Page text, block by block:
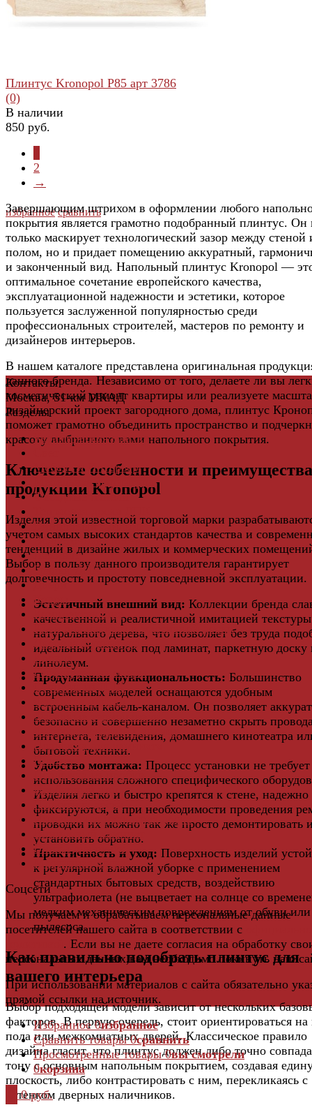
избранное сравнить
Плинтус Kronopol Р85 арт 3786
(0)
В наличии
850 руб.
2
→
Завершающим штрихом в оформлении любого
покрытия является грамотно подобранный плинтус. Он
только маскирует технологический зазор между стеной
полом, но и придает помещению аккуратный,
и законченный вид. Напольный плинтус Kronopol —
оптимальное сочетание европейского качества,
эксплуатационной надежности и эстетики, которое
пользуется заслуженной популярностью среди
профессиональных строителей, мастеров по ремонту и
дизайнеров интерьеров.
В нашем каталоге представлена оригинальная
данного бренда. Независимо от того, делаете ли вы
косметический ремонт квартиры или реализуете
дизайнерский проект загородного дома, плинтус
поможет грамотно объединить пространство и
красоту выбранного вами напольного покрытия.
Ключевые особенности и преимущества
продукции Kronopol
Изделия этой известной торговой марки
учетом самых высоких стандартов качества и
тенденций в дизайне жилых и коммерческих
Выбор в пользу данного производителя гарантирует
долговечность и простоту повседневной эксплуатации.
Эстетичный внешний вид: Коллекции бренда
качественной и реалистичной имитацией текстуры
натурального дерева, что позволяет без труда
идеальный оттенок под ламинат, паркетную доску
линолеум.
Продуманная функциональность: Большинство
современных моделей оснащаются удобным
встроенным кабель-каналом. Он позволяет
безопасно и совершенно незаметно скрыть
интернета, телевидения, домашнего кинотеатра
бытовой техники.
Удобство монтажа: Процесс установки не требует
использования сложного специфического
Изделия легко и быстро крепятся к стене, надежно
фиксируются, а при необходимости проведения
проводки их можно так же просто демонтировать
установить обратно.
Практичность и уход: Поверхность изделий
к регулярной влажной уборке с применением
стандартных бытовых средств, воздействию
ультрафиолета (не выцветает на солнце со
мелким механическим повреждениям от обуви или
пылесоса.
Как правильно подобрать плинтус для
вашего интерьера
Выбор подходящей модели зависит от нескольких
факторов. В первую очередь, стоит ориентироваться на
пола или межкомнатных дверей. Классическое правило
дизайна гласит, что плинтус должен либо точно
тону с основным напольным покрытием, создавая
плоскость, либо контрастировать с ним, перекликаясь с
оттенком дверных наличников.
Контакты
Москва, 51-км МКАД
Разделы
Керамическая плитка
Мебель и Интерьер
Мебельная фурнитура
Фасадные панели
Виниловый сайдинг
Водосточная система
Ламинат
Грядки ДПК
Двери
Ковры
Комплектующие
Клей для паркета и массивной доски
Дверная фурнитура
Кровля
Регулируемые опоры
Ступени из ДПК
Фасадная плитка
Фасадные термопанели
Фиброцементный Сайдинг
Подложка для ламината
Плинтус
Подложка из пробки
Пробковый пол
Паркетная доска
Инженерная паркетная доска
Виниловый ламинат
Винты для ручек
Массивная доска
Соцсети
Мы получаем и обрабатываем персональные данные
посетителей нашего сайта в соответствии с
. Если вы не даете согласия на обработку
персональных данных,вам необходимо покинуть наш
При использовании материалов с сайта обязательно
прямой ссылки на источник.
Избранное 0избранное
Сравнить товары 0сравнить
Просмотренные товары 0вы смотрели
0корзина
0 руб.